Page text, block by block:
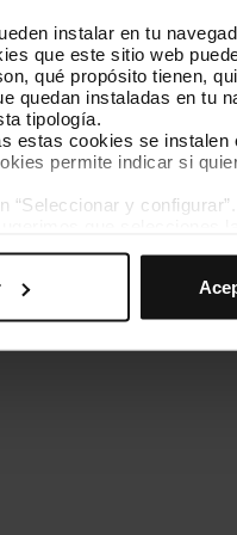
instalar en tu
que este sitio web
qué propósito tienen,
quedan instaladas en tu
tipología.
estas cookies se instalen
permite indicar si
y
(como el idioma) y
de la web y, por tanto, si
de la web.
Accesibilidad Mapa web